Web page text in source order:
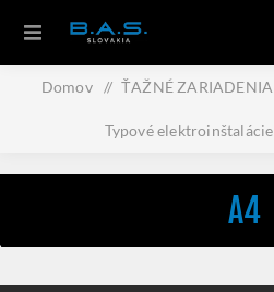
Domov / ŤAŽNÉ ZARIADENIA
Typové elektroinštalácie
A4